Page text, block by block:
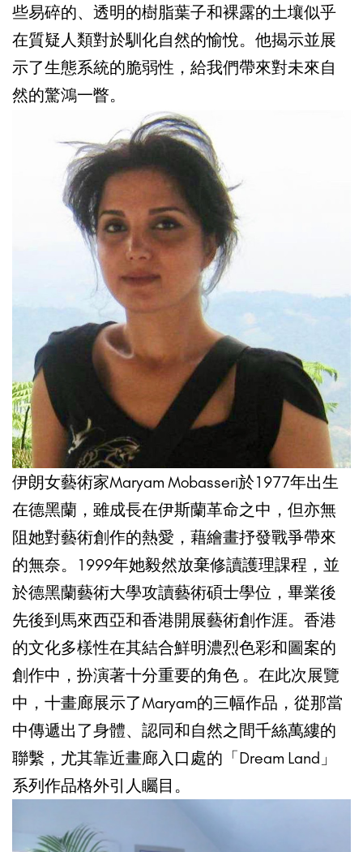
些易碎的、透明的樹脂葉子和裸露的土壤似乎
在質疑人類對於馴化自然的愉悅。他揭示並展
示了生態系統的脆弱性，給我們帶來對未來自
然的驚鴻一瞥。
伊朗女藝術家Maryam Mobasseri於1977年出生
在德黑蘭，雖成長在伊斯蘭革命之中，但亦無
阻她對藝術創作的熱愛，藉繪畫抒發戰爭帶來
的無奈。1999年她毅然放棄修讀護理課程，並
於德黑蘭藝術大學攻讀藝術碩士學位，畢業後
先後到馬來西亞和香港開展藝術創作涯。香港
的文化多樣性在其結合鮮明濃烈色彩和圖案的
創作中，扮演著十分重要的角色 。在此次展覽
中，十畫廊展示了Maryam的三幅作品，從那當
中傳遞出了身體、認同和自然之間千絲萬縷的
聯繫，尤其靠近畫廊入口處的「Dream Land」
系列作品格外引人矚目。